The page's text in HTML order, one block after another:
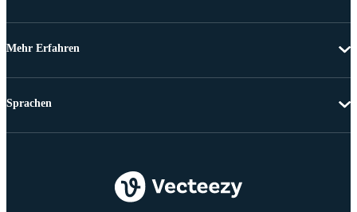
Mehr Erfahren
Sprachen